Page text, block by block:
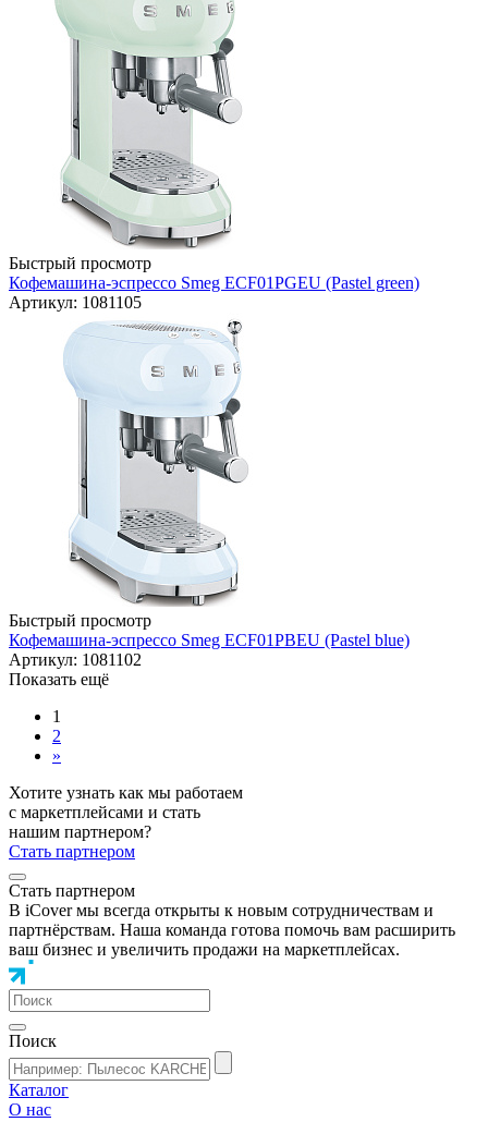
Быстрый просмотр
Кофемашина-эспрессо Smeg ECF01PGEU (Pastel green)
Артикул: 1081105
Быстрый просмотр
Кофемашина-эспрессо Smeg ECF01PBEU (Pastel blue)
Артикул: 1081102
Показать ещё
1
2
»
Хотите узнать как мы работаем
с маркетплейсами и стать
нашим партнером?
Стать партнером
Стать партнером
В iCover мы всегда открыты к новым сотрудничествам и
партнёрствам. Наша команда готова помочь вам расширить
ваш бизнес и увеличить продажи на маркетплейсах.
Поиск
Каталог
О нас